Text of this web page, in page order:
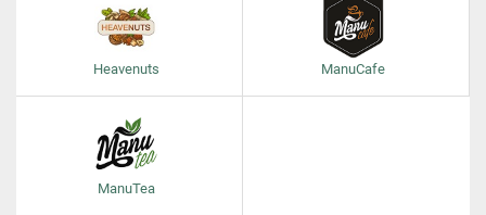
Heavenuts ManuCafe
ManuTea